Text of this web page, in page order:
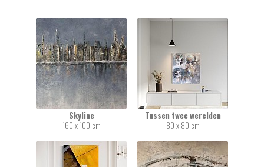
Skyline
160 x 100 cm
Tussen twee werelden
80 x 80 cm